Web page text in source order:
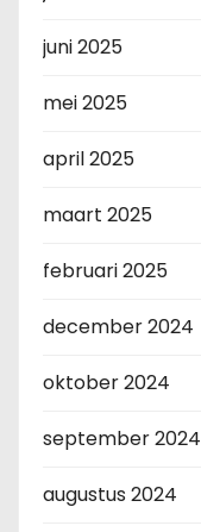
juni 2025
mei 2025
april 2025
maart 2025
februari 2025
december 2024
oktober 2024
september 2024
augustus 2024